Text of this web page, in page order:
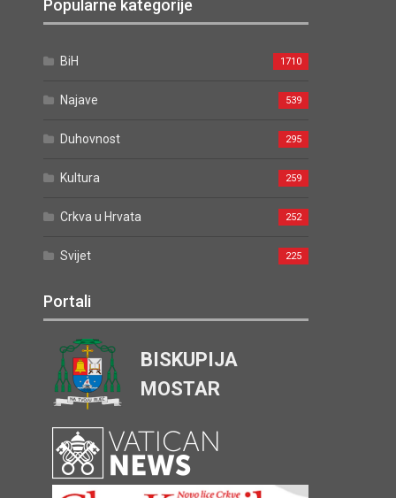
Popularne kategorije
BiH 1710
Najave 539
Duhovnost 295
Kultura 259
Crkva u Hrvata 252
Svijet 225
Portali
BISKUPIJA
MOSTAR